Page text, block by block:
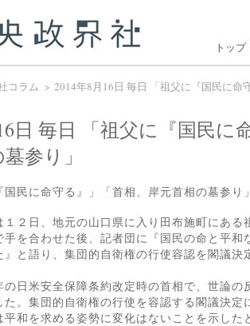
トップ
コラム 2014年8月16日 毎日 「祖父に『国民に
日 毎日 「祖父に『国民に
参り」
国民に命守る』」「首相、岸元首相の墓参り
１２日、地元の山口県に入り田布施町にあ
手を合わせた後、記者団に『国民の命と平
』と語り、集団的自衛権の行使容認を閣議
の日米安全保障条約改定時の首相で、世論
た。集団的自衛権の行使を容認する閣議決
平和を求める姿勢に変化はないことを示した